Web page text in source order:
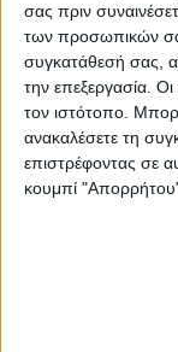
σας πριν
των προσωπικών
συγκατάθεσή σας,
την επεξεργασία.
τον ιστότοπο.
ανακαλέσετε τη
επιστρέφοντας σε
κουμπί